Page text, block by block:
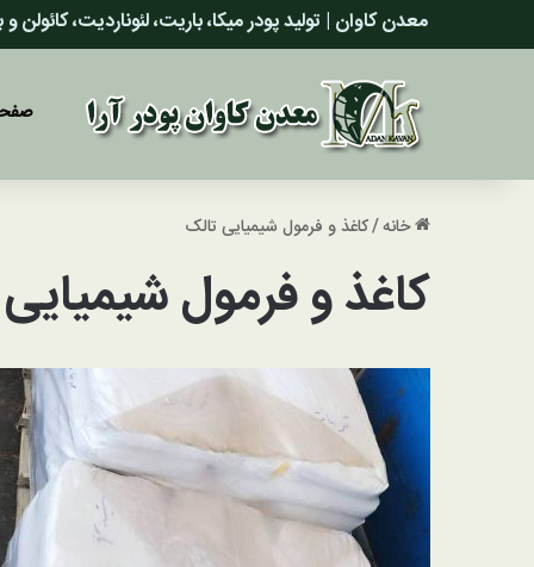
معدن کاوان | تولید پودر میکا، باریت، لئوناردیت،
خانه/کاغذ و فرمول شیمیایی تالک
کاغذ و فرمول